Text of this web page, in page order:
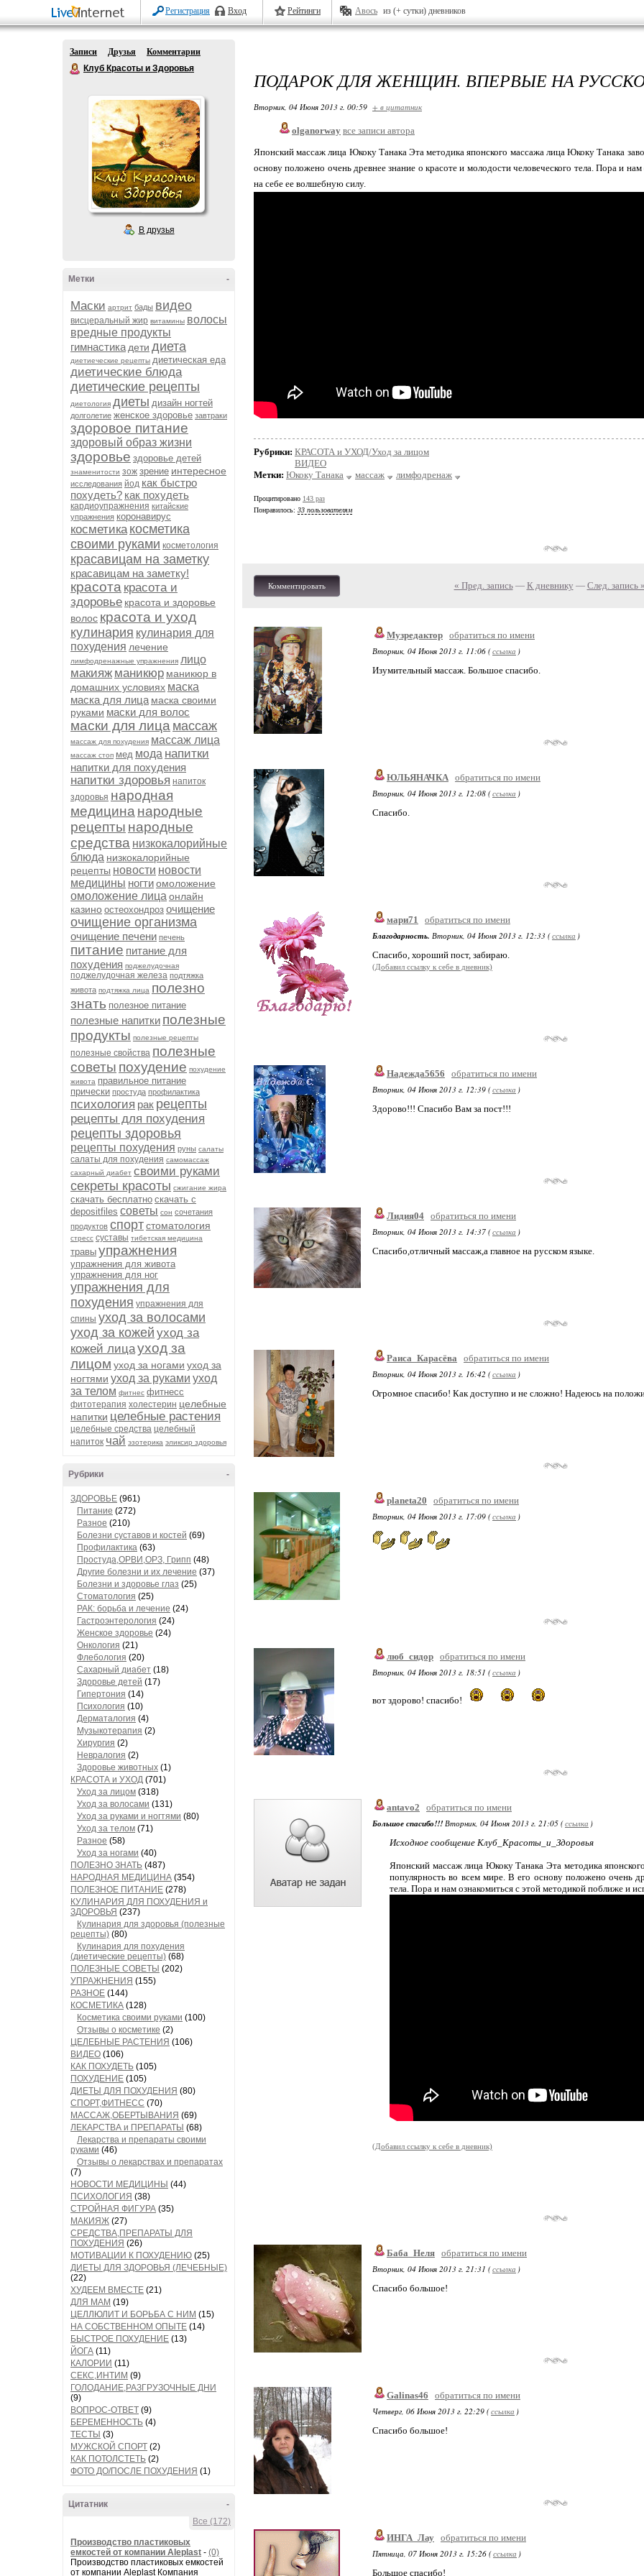
Регистрация Вход Рейтинги Авось из (+ сутки) дневников
Записи Друзья
Комментарии
Клуб Красоты и Здоровья
В друзья
-
Метки
Маски артрит бады видео
висцеральный жир витамины волосы
вредные продукты
гимнастика дети диета
диетиеческие рецепты диетическая еда
диетические блюда
диетические рецепты
диетология диеты дизайн ногтей
долголетие женское здоровье завтраки
здоровое питание
здоровый образ жизни
здоровье здоровье детей
знаменитости зож зрение интересное
исследования йод как быстро
похудеть? как похудеть
кардиоупражнения китайские
упражнения коронавирус
косметика косметика
своими руками косметология
красавицам на заметку
красавицам на заметку!
красота красота и
здоровье красота и здоровье
волос красота и уход
кулинария кулинария для
похудения лечение
лимфодренажные упражнения лицо
макияж маникюр маникюр в
домашних условиях маска
маска для лица маска своими
руками маски для волос
маски для лица массаж
массаж для похудения массаж лица
массаж стоп мед мода напитки
напитки для похудения
напитки здоровья напиток
здоровья народная
медицина народные
рецепты народные
средства низкокалорийные
блюда низкокалорийные
рецепты новости новости
медицины ногтиомоложение
омоложение лица онлайн
казино остеохондроз очищение
очищение организма
очищение печени печень
питание питание для
похудения поджелудочная
поджелудочная железа подтяжка
живота подтяжка лица полезно
знать полезное питание
полезные напитки полезные
продукты полезные рецепты
полезные свойства полезные
советы похудение похудение
живота правильное питание
прически простуда профилактика
психология рак рецепты
рецепты для похудения
рецепты здоровья
рецепты похудения руны салаты
салаты для похудения самомассаж
сахарный диабет своими руками
секреты красоты сжигание жира
скачать бесплатно скачать с
depositfiles советы сон сочетания
продуктов спортстоматология
стресс суставы тибетская медицина
травы упражнения
упражнения для живота
упражнения для ног
упражнения для
похудения упражнения для
спины уход за волосами
уход за кожей уход за
кожей лицауход за
лицом уход за ногами уход за
ногтями уход за руками уход
за телом фитнес фитнесс
фитотерапия холестерин целебные
напитки целебные растения
целебные средства целебный
напиток чай эзотерика эликсир здоровья
-
Рубрики
ЗДОРОВЬЕ (961)
Питание (272)
Разное (210)
Болезни суставов и костей (69)
Профилактика (63)
Простуда,ОРВИ,ОРЗ, Грипп (48)
Другие болезни и их лечение (37)
Болезни и здоровье глаз (25)
Стоматология (25)
РАК: борьба и лечение (24)
Гастроэнтерология (24)
Женское здоровье (24)
Онкология (21)
Флебология (20)
Сахарный диабет (18)
Здоровье детей (17)
Гипертония (14)
Психология (10)
Дерматалогия (4)
Музыкотерапия (2)
Хирургия (2)
Невралогия (2)
Здоровье животных (1)
КРАСОТА и УХОД (701)
Уход за лицом (318)
Уход за волосами (131)
Уход за руками и ногтями (80)
Уход за телом (71)
Разное (58)
Уход за ногами (40)
ПОЛЕЗНО ЗНАТЬ (487)
НАРОДНАЯ МЕДИЦИНА (354)
ПОЛЕЗНОЕ ПИТАНИЕ (278)
КУЛИНАРИЯ ДЛЯ ПОХУДЕНИЯ и
ЗДОРОВЬЯ (237)
Кулинария для здоровья (полезные
рецепты) (80)
Кулинария для похудения
(диетические рецепты) (68)
ПОЛЕЗНЫЕ СОВЕТЫ (202)
УПРАЖНЕНИЯ (155)
РАЗНОЕ (144)
КОСМЕТИКА (128)
Косметика своими руками (100)
Отзывы о косметике (2)
ЦЕЛЕБНЫЕ РАСТЕНИЯ (106)
ВИДЕО (106)
КАК ПОХУДЕТЬ (105)
ПОХУДЕНИЕ (105)
ДИЕТЫ ДЛЯ ПОХУДЕНИЯ (80)
СПОРТ,ФИТНЕСС (70)
МАССАЖ,ОБЕРТЫВАНИЯ (69)
ЛЕКАРСТВА и ПРЕПАРАТЫ (68)
Лекарства и препараты своими
руками (46)
Отзывы о лекарствах и препаратах
(7)
НОВОСТИ МЕДИЦИНЫ (44)
ПСИХОЛОГИЯ (38)
СТРОЙНАЯ ФИГУРА (35)
МАКИЯЖ (27)
СРЕДСТВА,ПРЕПАРАТЫ ДЛЯ
ПОХУДЕНИЯ (26)
МОТИВАЦИИ К ПОХУДЕНИЮ (25)
ДИЕТЫ ДЛЯ ЗДОРОВЬЯ (ЛЕЧЕБНЫЕ)
(22)
ХУДЕЕМ ВМЕСТЕ (21)
ДЛЯ МАМ (19)
ЦЕЛЛЮЛИТ И БОРЬБА С НИМ (15)
НА СОБСТВЕННОМ ОПЫТЕ (14)
БЫСТРОЕ ПОХУДЕНИЕ (13)
ЙОГА (11)
КАЛОРИИ (11)
СЕКС,ИНТИМ (9)
ГОЛОДАНИЕ,РАЗГРУЗОЧНЫЕ ДНИ
(9)
ВОПРОС-ОТВЕТ (9)
БЕРЕМЕННОСТЬ (4)
ТЕСТЫ (3)
МУЖСКОЙ СПОРТ (2)
КАК ПОТОЛСТЕТЬ (2)
ФОТО ДО/ПОСЛЕ ПОХУДЕНИЯ (1)
-
Цитатник
Все (172)
Производство пластиковых
емкостей от компании Aleplast - (0)
Производство пластиковых емкостей
от компании Aleplast Компания
ПОДАРОК ДЛЯ ЖЕНЩИН. ВПЕРВЫЕ НА
Вторник, 04 Июня 2013 г. 00:59 + в цитатник
olganorway все записи автора
Японский массаж лица Юкоку Танака Эта методика японского массажа лица Юкоку Танака
основу положено очень древнее знание о красоте и молодости человеческого тела. Пора и
на себе ее волшебную силу.
Рубрики: КРАСОТА и УХОД/Уход за лицом
ВИДЕО
Метки: Юкоку Танака массаж лимфодренаж
Процитировано 143 раз
Понравилось: 33 пользователям
Комментировать « Пред. запись— К дневнику — След. запись »
Музредактор обратиться по имени
Вторник, 04 Июня 2013 г. 11:06 (ссылка )
Изумительный массаж. Большое спасибо.
ЮЛЬЯНАЧКА обратиться по имени
Вторник, 04 Июня 2013 г. 12:08 (ссылка )
Спасибо.
мари71 обратиться по имени
Благодарность. Вторник, 04 Июня 2013 г. 12:33 (ссылка )
Спасибо, хороший пост, забираю.
(Добавил ссылку к себе в дневник)
Надежда5656
обратиться по имени
Вторник, 04 Июня 2013 г. 12:39 (ссылка )
Здорово!!! Спасибо Вам за пост!!!
Лидия04 обратиться по имени
Вторник, 04 Июня 2013 г. 14:37 (ссылка )
Спасибо,отличный массаж,а главное на русском языке.
Раиса_Карасёва
обратиться по имени
Вторник, 04 Июня 2013 г. 16:42 (ссылка )
Огромное спасибо! Как доступно и не сложно! Надеюсь на
planeta20
обратиться по имени
Вторник, 04 Июня 2013 г. 17:09 (ссылка )
люб_сидор обратиться по имени
Вторник, 04 Июня 2013 г. 18:51 (ссылка )
вот здорово! спасибо!
antavo2 обратиться по имени
Большое спасибо!!! Вторник, 04 Июня 2013 г. 21:05 (ссылка )
Исходное сообщение Клуб_Красоты_и_Здоровья
Японский массаж лица Юкоку Танака Эта методика
популярность во всем мире. В его основу положено очень
тела. Пора и нам ознакомиться с этой методикой поближе и
(Добавил ссылку к себе в дневник)
Баба_Неля обратиться по имени
Вторник, 04 Июня 2013 г. 21:31 (ссылка )
Спасибо большое!
Galinas46
обратиться по имени
Четверг, 06 Июня 2013 г. 22:29 (ссылка )
Спасибо большое!
ИНГА_Лау обратиться по имени
Пятница, 07 Июня 2013 г. 15:26 (ссылка )
Большое спасибо!